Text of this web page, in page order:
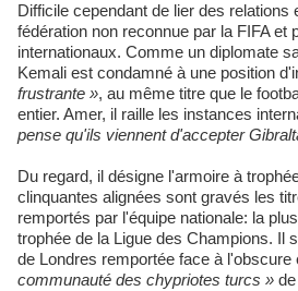
Difficile cependant de lier des relations extérieures pour cette
fédération non reconnue par la FIFA et
internationaux. Comme un diplomate
Kemali est condamné à une position
frustrante », au même titre que le
entier. Amer, il raille les instances
pense qu'ils viennent d'accepter
Du regard, il désigne l'armoire à
clinquantes alignées sont gravés les
remportés par l'équipe nationale: la
trophée de la Ligue des Champions. Il
de Londres remportée face à l'obscure
communauté des chypriotes turcs »